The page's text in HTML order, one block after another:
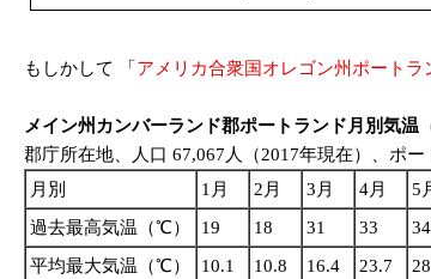
もしかして 「 アメリカ合衆国オレゴン州ポートラ
メイン州カンバーランド郡ポートランド月別気温
郡庁所在地、人口 67,067人（2017年現在）、ポ
月別
1月 2月 3月 4月 5
過去最高気温（℃）
19 18 31 33 34
平均最大気温（℃）
10.1 10.8 16.4 23.7